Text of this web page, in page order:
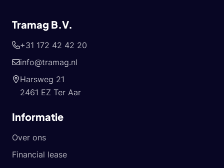
Tramag B.V.
+31 172 42 42 20
info@tramag.nl
Harsweg 21
2461 EZ Ter Aar
Informatie
Over ons
Financial lease